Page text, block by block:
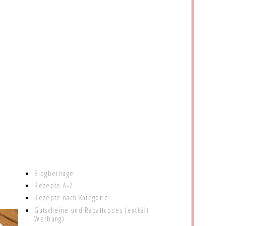
Blogbeiträge
Rezepte A-Z
Rezepte nach Kategorie
Gutscheine und Rabattcodes (enthält
Werbung)